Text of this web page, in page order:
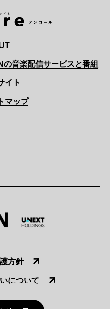
の音楽配信サービスと番組
イト
マップ
方針
について